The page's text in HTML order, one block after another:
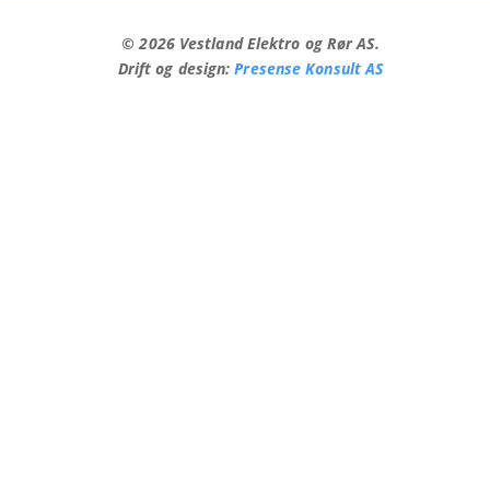
©2026Vestland Elektro og Rør AS.
Drift og design:Presense Konsult AS